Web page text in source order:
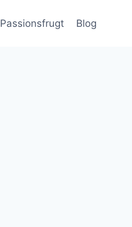
Passionsfrugt Blog